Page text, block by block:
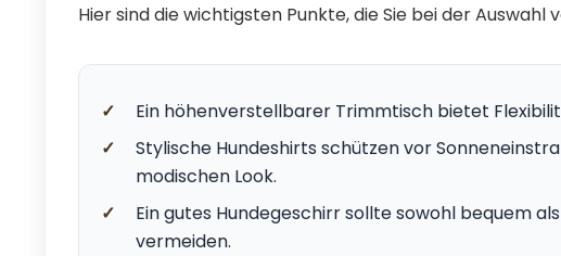
Hier sind die wichtigsten Punkte, die Sie bei der
✓
Ein höhenverstellbarer Trimmtisch bietet
✓
Stylische Hundeshirts schützen vor
modischen Look.
✓
Ein gutes Hundegeschirr sollte sowohl bequem
vermeiden.